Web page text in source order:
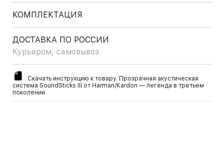
КОМПЛЕКТАЦИЯ
ДОСТАВКА ПО РОССИИ
Курьером, самовывоз
Скачать инструкцию к товару. Прозрачная акустическая
система SoundSticks III от Harman/Kardon — легенда в третьем
поколении